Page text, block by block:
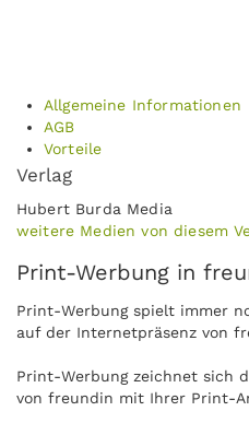
Allgemeine Informationen
AGB
Vorteile
Verlag
Hubert Burda Media
weitere Medien von diesem
Print-Werbung in
Print-Werbung spielt immer
auf der Internetpräsenz von
Print-Werbung zeichnet sich
von freundin mit Ihrer Print-